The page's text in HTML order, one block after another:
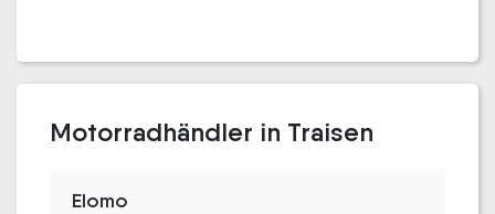
Motorradhändler in Traisen
Elomo